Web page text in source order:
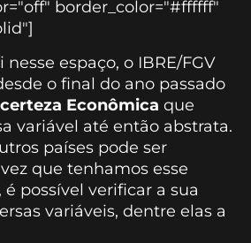
border_color="#ffffff"
espaço, o IBRE/FGV
o final do ano passado
Econômica que
variável até então abstrata.
países pode ser
que tenhamos esse
possível verificar a sua
variáveis, dentre elas a